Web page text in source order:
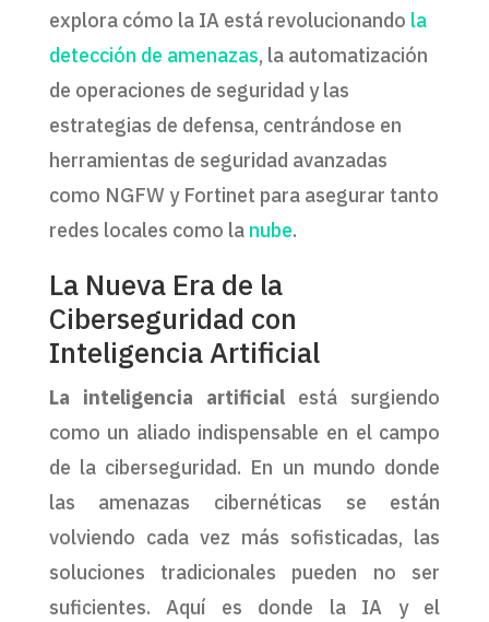
explora cómo la IA está revolucionando la
detección de amenazas, la automatización
de operaciones de seguridad y las
estrategias de defensa, centrándose en
herramientas de seguridad avanzadas
como NGFW y Fortinet para asegurar tanto
redes locales como la nube.
La Nueva Era de la
Ciberseguridad con
Inteligencia Artificial
La inteligencia artificial está surgiendo
como un aliado indispensable en el campo
de la ciberseguridad. En un mundo donde
las amenazas cibernéticas se están
volviendo cada vez más sofisticadas, las
soluciones tradicionales pueden no ser
suficientes. Aquí es donde la IA y el